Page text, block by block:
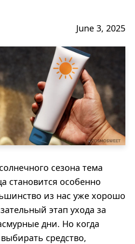
June 3, 2025
сезона тема
становится особенно
из нас уже хорошо
этап ухода за
дни. Но когда
средство,